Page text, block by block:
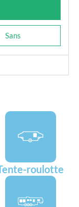
Sans
roulotte